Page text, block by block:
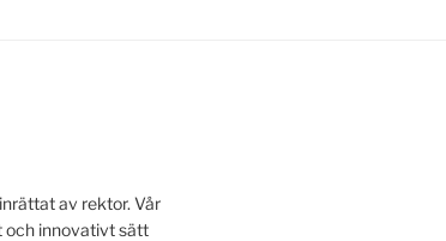
av rektor. Vår
och innovativt sätt